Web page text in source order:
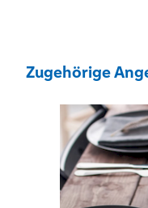
Zugehörige